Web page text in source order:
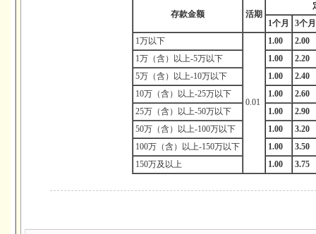
存款金额 活期
1个月 3个月
1万以下
0.01
1.00
2.00
1万（含）以上-5万以下
1.00
2.20
5万（含）以上-10万以下
1.00
2.40
10万（含）以上-25万以下
1.00
2.60
25万（含）以上-50万以下
1.00
2.90
50万（含）以上-100万以下
1.00
3.20
100万（含）以上-150万以下
1.00
3.50
150万及以上
1.00 3.75